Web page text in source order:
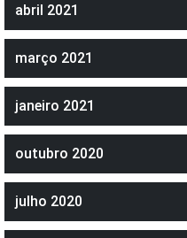
abril 2021
março 2021
janeiro 2021
outubro 2020
julho 2020